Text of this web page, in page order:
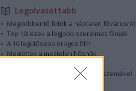
Legolvasottabb
Megdöbbentő fotók a néptelen fővárosról
Top 10: ezek a legjobb szerelmes filmek
A 10 legütősebb drogos film
Megjöttek a meztelen hősnők
A forradalom egy holland fotós szemével